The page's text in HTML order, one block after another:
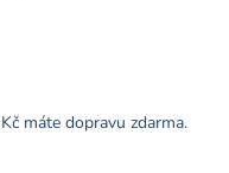
máte dopravu zdarma.